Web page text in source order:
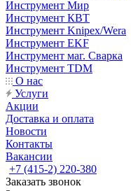
Инструмент Мир
Инструмент КВТ
Инструмент Knipex/Wera
Инструмент EKF
Инструмент маг. Сварка
Инструмент TDM
О нас
Услуги
Акции
Доставка и оплата
Новости
Контакты
Вакансии
+7 (415-2) 220-380
Заказать звонок